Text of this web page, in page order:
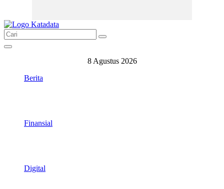
8 Agustus 2026
Berita
Finansial
Digital